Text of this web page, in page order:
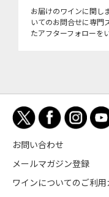
お届けのワインに関し
いてのお問合せに専門
たアフターフォローを
お問い合わせ
メールマガジン登録
ワインについてのご利用